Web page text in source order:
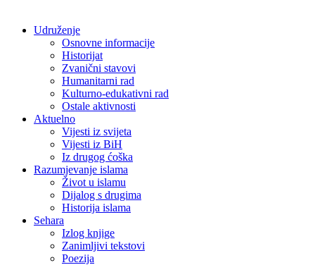
Udruženje
Osnovne informacije
Historijat
Zvanični stavovi
Humanitarni rad
Kulturno-edukativni rad
Ostale aktivnosti
Aktuelno
Vijesti iz svijeta
Vijesti iz BiH
Iz drugog ćoška
Razumjevanje islama
Život u islamu
Dijalog s drugima
Historija islama
Sehara
Izlog knjige
Zanimljivi tekstovi
Poezija